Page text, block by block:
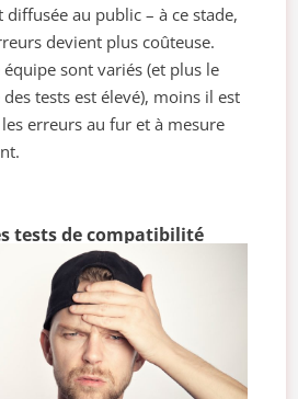
diffusée au public – à ce stade,
devient plus coûteuse.
équipe sont variés (et plus le
tests est élevé), moins il est
erreurs au fur et à mesure
tests de compatibilité